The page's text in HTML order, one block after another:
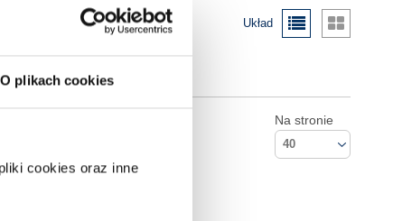
O plikach cookies
cookies oraz inne
Układ
Na stronie
40